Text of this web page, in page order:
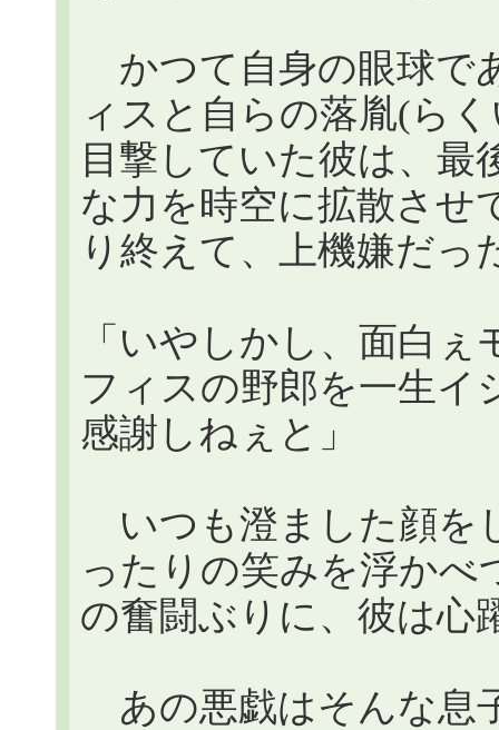
かつて自身の眼球で
ィスと自らの落胤(ら
目撃していた彼は、最
な力を時空に拡散させ
り終えて、上機嫌だっ
「いやしかし、面白
フィスの野郎を一生イ
感謝しねぇと」
いつも澄ました顔を
ったりの笑みを浮かべ
の奮闘ぶりに、彼は心
あの悪戯はそんな息